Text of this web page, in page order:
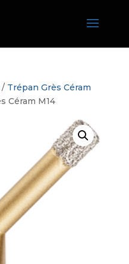
/ Trépan Grès Céram
Céram M14